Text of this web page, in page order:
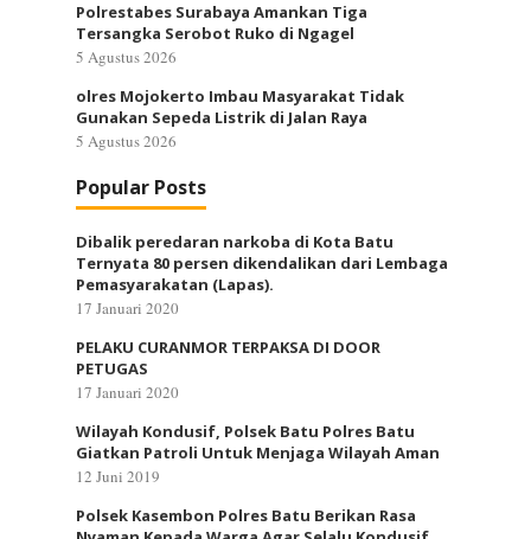
Polrestabes Surabaya Amankan Tiga
Tersangka Serobot Ruko di Ngagel
5 Agustus 2026
olres Mojokerto Imbau Masyarakat Tidak
Gunakan Sepeda Listrik di Jalan Raya
5 Agustus 2026
Popular Posts
Dibalik peredaran narkoba di Kota Batu
Ternyata 80 persen dikendalikan dari Lembaga
Pemasyarakatan (Lapas).
17 Januari 2020
PELAKU CURANMOR TERPAKSA DI DOOR
PETUGAS
17 Januari 2020
Wilayah Kondusif, Polsek Batu Polres Batu
Giatkan Patroli Untuk Menjaga Wilayah Aman
12 Juni 2019
Polsek Kasembon Polres Batu Berikan Rasa